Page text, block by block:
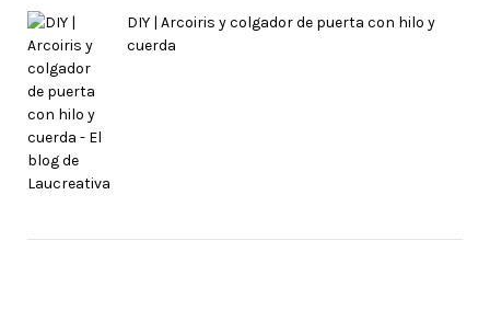
DIY | Arcoiris y colgador de puerta con hilo y
cuerda